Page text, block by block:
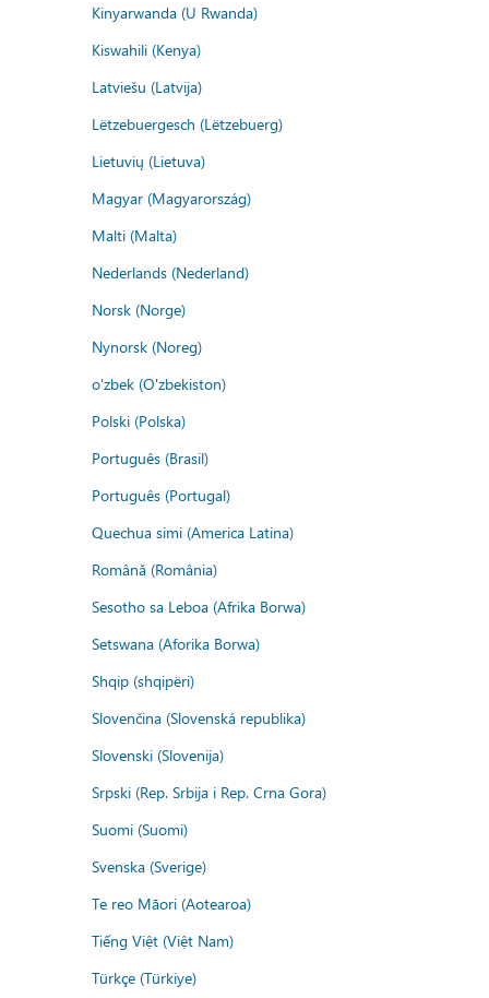
Kinyarwanda (U Rwanda)
Kiswahili (Kenya)
Latviešu (Latvija)
Lëtzebuergesch (Lëtzebuerg)
Lietuvių (Lietuva)
Magyar (Magyarország)
Malti (Malta)
Nederlands (Nederland)
Norsk (Norge)
Nynorsk (Noreg)
o'zbek (O'zbekiston)
Polski (Polska)
Português (Brasil)
Português (Portugal)
Quechua simi (America Latina)
Română (România)
Sesotho sa Leboa (Afrika Borwa)
Setswana (Aforika Borwa)
Shqip (shqipëri)
Slovenčina (Slovenská republika)
Slovenski (Slovenija)
Srpski (Rep. Srbija i Rep. Crna Gora)
Suomi (Suomi)
Svenska (Sverige)
Te reo Māori (Aotearoa)
Tiếng Việt (Việt Nam)
Türkçe (Türkiye)